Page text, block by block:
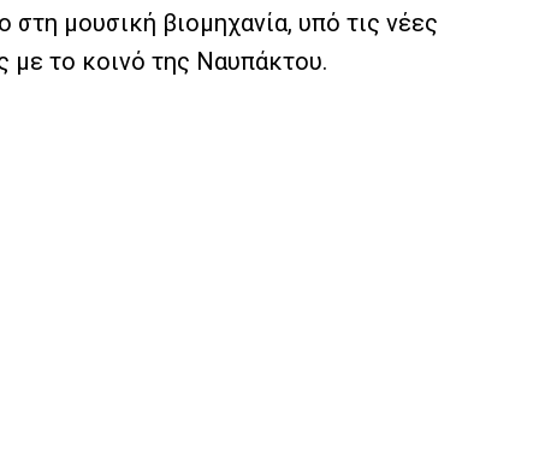
μουσική βιομηχανία, υπό τις νέες
με το κοινό της Ναυπάκτου.